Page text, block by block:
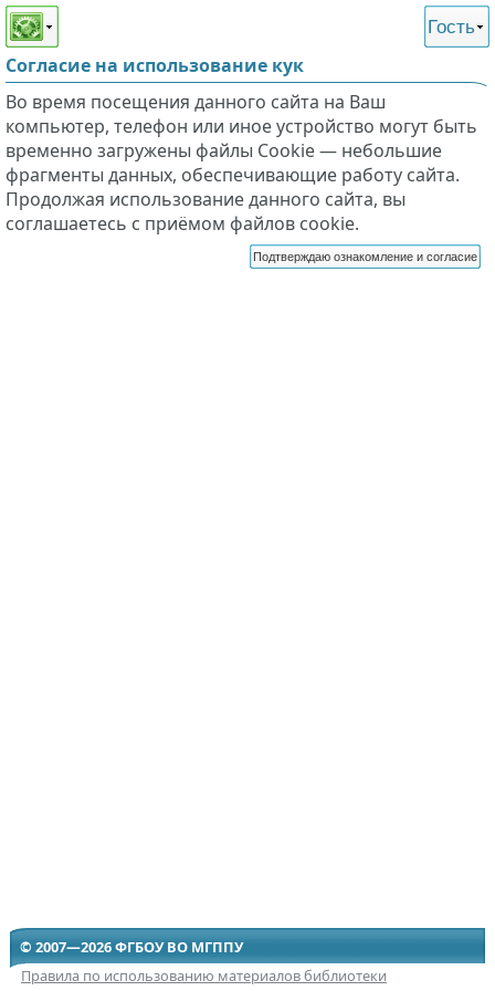
Этот сайт поддерживает
слабовидящих
Гость
Согласие на использование кук
Во время посещения данного сайта на Ваш
компьютер, телефон или иное устройство могут быть
временно загружены файлы Cookie — небольшие
фрагменты данных, обеспечивающие работу сайта.
Продолжая использование данного сайта, вы
соглашаетесь с приёмом файлов cookie.
Подтверждаю ознакомление и согласие
© 2007—2026 ФГБОУ ВО МГППУ
Правила по использованию материалов библиотеки